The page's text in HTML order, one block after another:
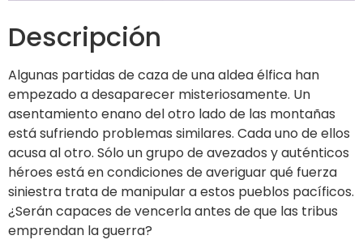
Descripción
Algunas partidas de caza de una aldea élfica han
empezado a desaparecer misteriosamente. Un
asentamiento enano del otro lado de las montañas
está sufriendo problemas similares. Cada uno de ellos
acusa al otro. Sólo un grupo de avezados y auténticos
héroes está en condiciones de averiguar qué fuerza
siniestra trata de manipular a estos pueblos pacíficos.
¿Serán capaces de vencerla antes de que las tribus
emprendan la guerra?